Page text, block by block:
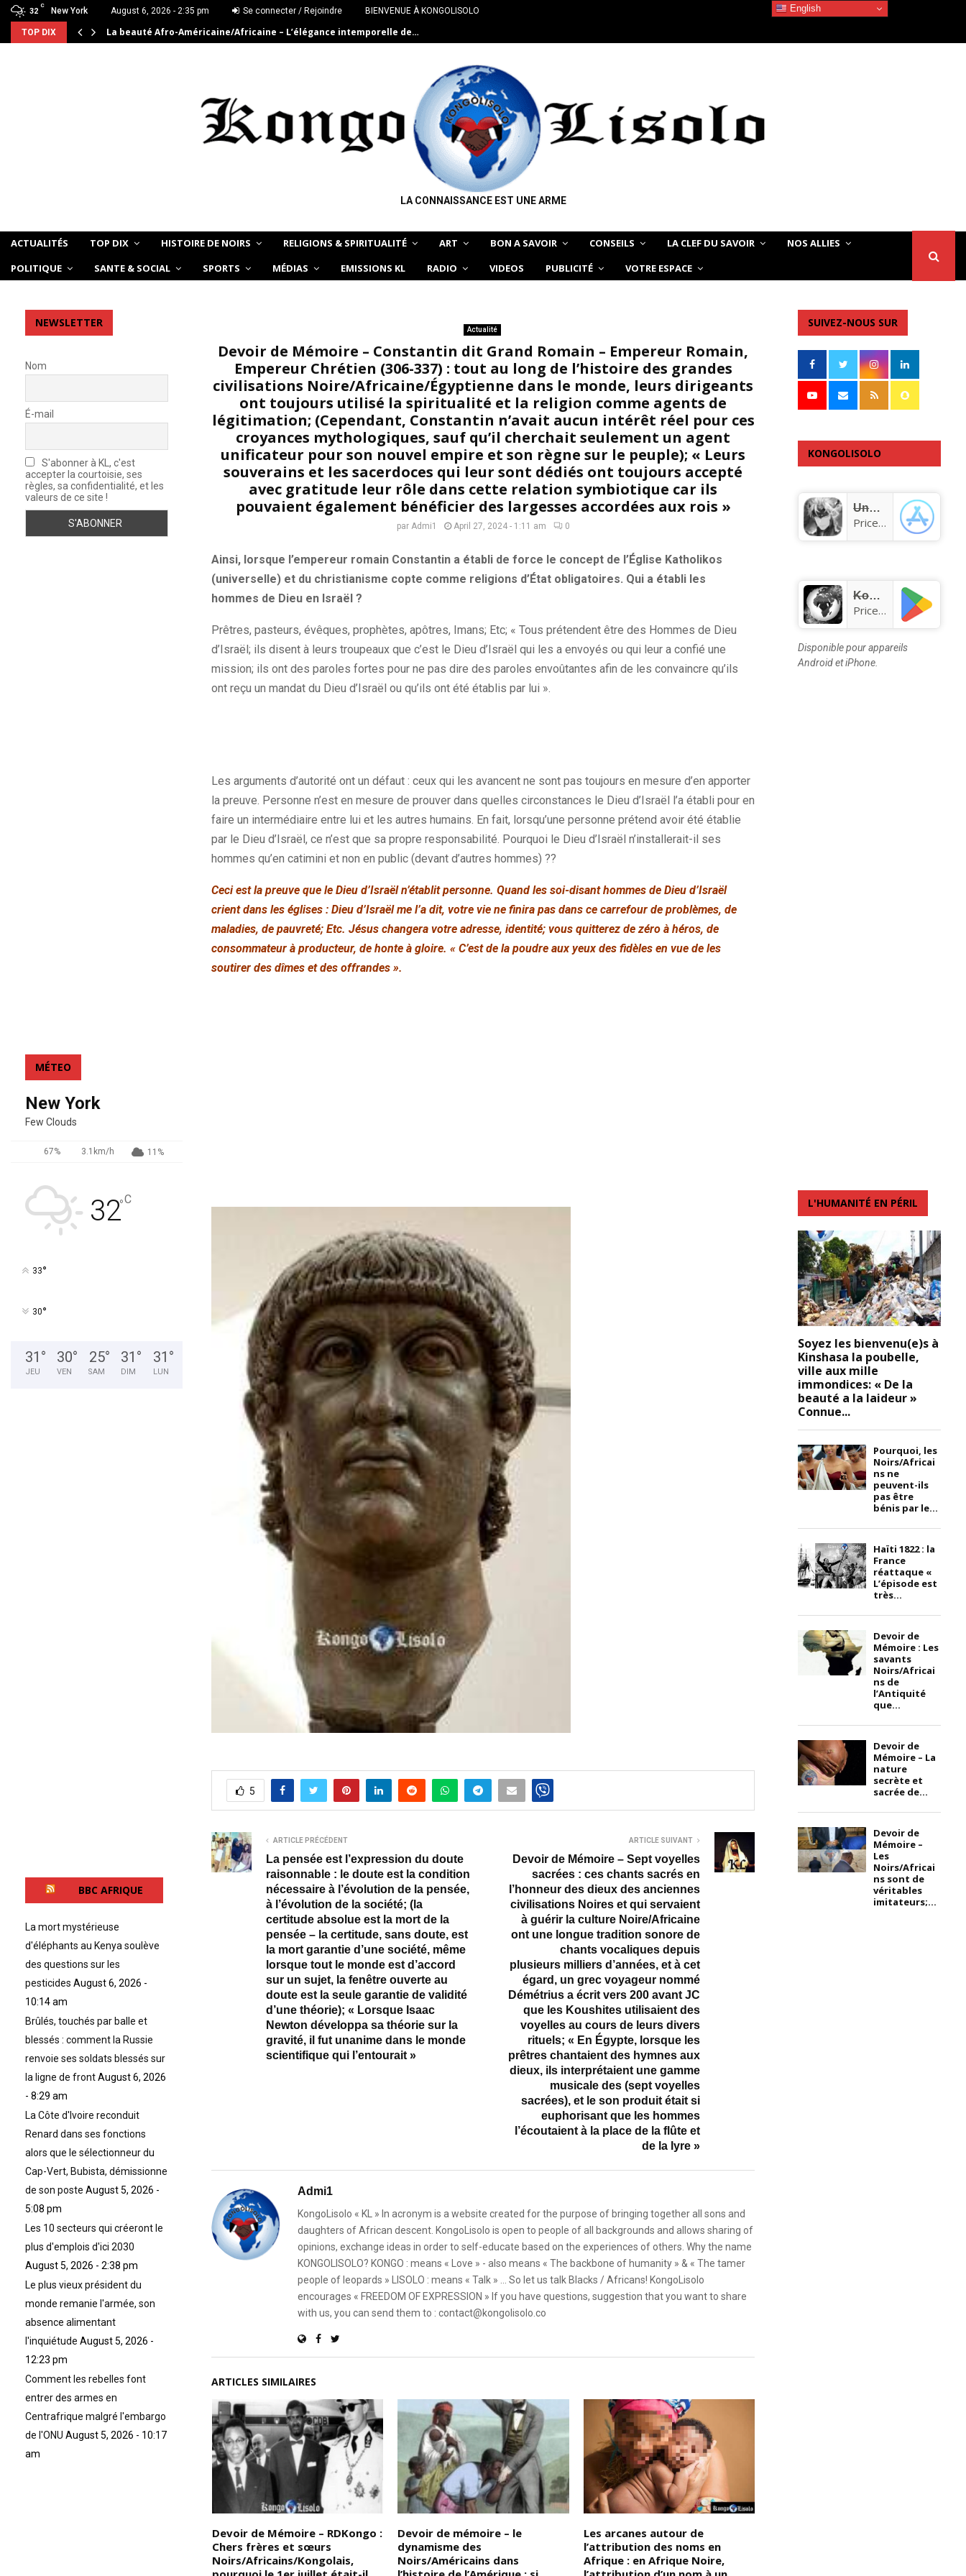
32
C
New York August 6, 2026 - 2:35 pm Se connecter / Rejoindre BIENVENUE À KONGOLISOLO
TOP DIX La beauté Afro-Américaine/Africaine – L’élégance intemporelle de…
LA CONNAISSANCE EST UNE ARME
ACTUALITÉS TOP DIX HISTOIRE DE NOIRS RELIGIONS & SPIRITUALITÉ ART BON A SAVOIR CONSEILS LA CLEF DU SAVOIR
NOS ALLIES
POLITIQUE
SANTE & SOCIAL SPORTS MÉDIAS EMISSIONS KL RADIO VIDEOS PUBLICITÉ VOTRE ESPACE
Actualité
Devoir de Mémoire – Constantin dit Grand Romain – Empereur Romain,
Empereur Chrétien (306-337) : tout au long de l’histoire des grandes
civilisations Noire/Africaine/Égyptienne dans le monde, leurs dirigeants
ont toujours utilisé la spiritualité et la religion comme agents de
légitimation; (Cependant, Constantin n’avait aucun intérêt réel pour ces
croyances mythologiques, sauf qu’il cherchait seulement un agent
unificateur pour son nouvel empire et son règne sur le peuple); « Leurs
souverains et les sacerdoces qui leur sont dédiés ont toujours accepté
avec gratitude leur rôle dans cette relation symbiotique car ils
pouvaient également bénéficier des largesses accordées aux rois »
par Admi1 April 27, 2024 - 1:11 am 0
Ainsi, lorsque l’empereur romain Constantin a établi de force le concept de l’Église Katholikos
(universelle) et du christianisme copte comme religions d’État obligatoires. Qui a établi les
hommes de Dieu en Israël ?
Prêtres, pasteurs, évêques, prophètes, apôtres, Imans; Etc; « Tous prétendent être des Hommes de Dieu
d’Israël; ils disent à leurs troupeaux que c’est le Dieu d’Israël qui les a envoyés ou qui leur a confié une
mission; ils ont des paroles fortes pour ne pas dire des paroles envoûtantes afin de les convaincre qu’ils
ont reçu un mandat du Dieu d’Israël ou qu’ils ont été établis par lui ».
Les arguments d’autorité ont un défaut : ceux qui les avancent ne sont pas toujours en mesure d’en apporter
la preuve. Personne n’est en mesure de prouver dans quelles circonstances le Dieu d’Israël l’a établi pour en
faire un intermédiaire entre lui et les autres humains. En fait, lorsqu’une personne prétend avoir été établie
par le Dieu d’Israël, ce n’est que sa propre responsabilité. Pourquoi le Dieu d’Israël n’installerait-il ses
hommes qu’en catimini et non en public (devant d’autres hommes) ??
Ceci est la preuve que le Dieu d’Israël n’établit personne. Quand les soi-disant hommes de Dieu d’Israël
crient dans les églises : Dieu d’Israël me l’a dit, votre vie ne finira pas dans ce carrefour de problèmes, de
maladies, de pauvreté; Etc. Jésus changera votre adresse, identité; vous quitterez de zéro à héros, de
consommateur à producteur, de honte à gloire. « C’est de la poudre aux yeux des fidèles en vue de les
soutirer des dîmes et des offrandes ».
5
ARTICLE PRÉCÉDENT
La pensée est l’expression du doute
raisonnable : le doute est la condition
nécessaire à l’évolution de la pensée,
à l’évolution de la société; (la
certitude absolue est la mort de la
pensée – la certitude, sans doute, est
la mort garantie d’une société, même
lorsque tout le monde est d’accord
sur un sujet, la fenêtre ouverte au
doute est la seule garantie de validité
d’une théorie); « Lorsque Isaac
Newton développa sa théorie sur la
gravité, il fut unanime dans le monde
scientifique qui l’entourait »
ARTICLE SUIVANT
Devoir de Mémoire – Sept voyelles
sacrées : ces chants sacrés en
l’honneur des dieux des anciennes
civilisations Noires et qui servaient
à guérir la culture Noire/Africaine
ont une longue tradition sonore de
chants vocaliques depuis
plusieurs milliers d’années, et à cet
égard, un grec voyageur nommé
Démétrius a écrit vers 200 avant JC
que les Koushites utilisaient des
voyelles au cours de leurs divers
rituels; « En Égypte, lorsque les
prêtres chantaient des hymnes aux
dieux, ils interprétaient une gamme
musicale des (sept voyelles
sacrées), et le son produit était si
euphorisant que les hommes
l’écoutaient à la place de la flûte et
de la lyre »
Admi1
KongoLisolo « KL » In acronym is a website created for the purpose of bringing together all sons and
daughters of African descent. KongoLisolo is open to people of all backgrounds and allows sharing of
opinions, exchange ideas in order to self-educate based on the experiences of others. Why the name
KONGOLISOLO? KONGO : means « Love » - also means « The backbone of humanity » & « The tamer
people of leopards » LISOLO : means « Talk » ... So let us talk Blacks / Africans! KongoLisolo
encourages « FREEDOM OF EXPRESSION » If you have questions, suggestion that you want to share
with us, you can send them to : contact@kongolisolo.co
ARTICLES SIMILAIRES
Devoir de Mémoire – RDKongo :
Chers frères et sœurs
Noirs/Africains/Kongolais,
Devoir de mémoire – le
dynamisme des
Noirs/Américains dans
Les arcanes autour de
l’attribution des noms en
Afrique : en Afrique Noire,
NEWSLETTER
Nom
É-mail
S'abonner à KL, c'est
accepter la courtoisie, ses
règles, sa confidentialité, et les
valeurs de ce site !
MÉTEO
New York
Few Clouds
67% 3.1km/h 11%
32°C
33°
30°
31 °
JEU
30°
VEN
25°
SAM
31 °
DIM
31 °
LUN
BBC AFRIQUE
La mort mystérieuse
d'éléphants au Kenya soulève
des questions sur les
pesticides August 6, 2026 -
10:14 am
Brûlés, touchés par balle et
blessés : comment la Russie
renvoie ses soldats blessés sur
la ligne de frontAugust 6, 2026
- 8:29 am
La Côte d'Ivoire reconduit
Renard dans ses fonctions
alors que le sélectionneur du
Cap-Vert, Bubista, démissionne
de son poste August 5, 2026 -
5:08 pm
Les 10 secteurs qui créeront le
plus d'emplois d'ici 2030
August 5, 2026 - 2:38 pm
Le plus vieux président du
monde remanie l'armée, son
absence alimentant
l'inquiétude August 5, 2026 -
12:23 pm
Comment les rebelles font
entrer des armes en
Centrafrique malgré l'embargo
de l'ONU August 5, 2026 - 10:17
am
SUIVEZ-NOUS SUR
KONGOLISOLO
Unknown app
Price:Free
KongoLisolo
Price:Free
Disponible pour appareils
Android et iPhone.
L'HUMANITÉ EN PÉRIL
Soyez les bienvenu(e)s à
Kinshasa la poubelle,
ville aux mille
immondices: « De la
beauté a la laideur »
Connue...
Pourquoi, les
Noirs/Africai
ns ne
peuvent-ils
pas être
bénis par le...
Haïti 1822 : la
France
réattaque «
L’épisode est
très...
Devoir de
Mémoire : Les
savants
Noirs/Africai
ns de
l’Antiquité
que...
Devoir de
Mémoire – La
nature
secrète et
sacrée de...
Devoir de
Mémoire –
Les
Noirs/Africai
ns sont de
véritables
imitateurs;...
English